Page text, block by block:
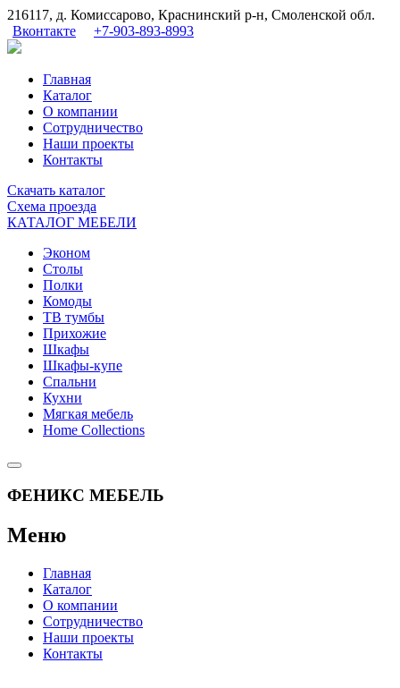
216117, д. Комиссарово, Краснинский р-н, Смоленской обл.
Вконтакте
+7-903-893-8993
Главная
Каталог
О компании
Сотрудничество
Наши проекты
Контакты
Скачать каталог
Схема проезда
КАТАЛОГ МЕБЕЛИ
Эконом
Столы
Полки
Комоды
ТВ тумбы
Прихожие
Шкафы
Шкафы-купе
Спальни
Кухни
Мягкая мебель
Home Collections
ФЕНИКС МЕБЕЛЬ
Меню
Главная
Каталог
О компании
Сотрудничество
Наши проекты
Контакты